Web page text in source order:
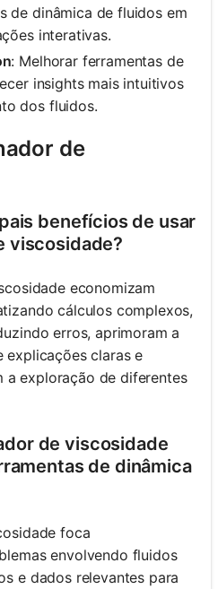
de dinâmica de fluidos em
interativas.
: Melhorar ferramentas de
insights mais intuitivos
dos fluidos.
de
benefícios de usar
viscosidade?
economizam
cálculos complexos,
erros, aprimoram a
explicações claras e
a exploração de diferentes
de viscosidade
de dinâmica
foca
envolvendo fluidos
e dados relevantes para